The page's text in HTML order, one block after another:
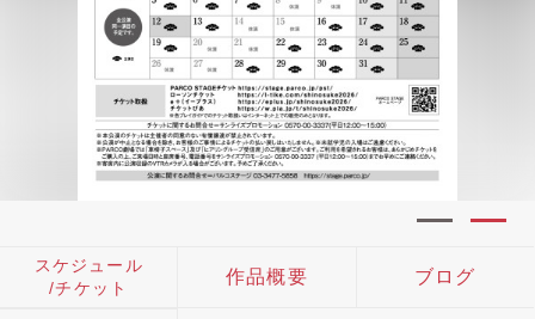
スケジュール
/チケット
作品概要 ブログ